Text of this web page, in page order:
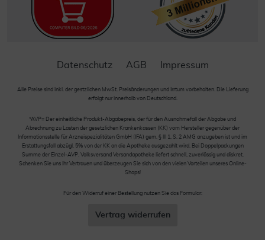
Datenschutz AGB Impressum
Alle Preise sind inkl. der gestzlichen MwSt. Preisänderungen und Irrtum vorbehalten. Die Lieferung
erfolgt nur innerhalb von Deutschland.
*AVP= Der einheitliche Produkt-Abgabepreis, der für den Ausnahmefall der Abgabe und
Abrechnung zu Lasten der gesetzlichen Krankenkassen (KK) vom Hersteller gegenüber der
Informationsstelle für Arzneispezialitäten GmbH (IFA) gem. § III 1, S. 2 AMG anzugeben ist und im
Erstattungsfall abzügl. 5% von der KK an die Apotheke ausgezahlt wird. Bei Doppelpackungen
Summe der Einzel-AVP. Volksversand Versandapotheke liefert schnell, zuverlässig und diskret.
Schenken Sie uns Ihr Vertrauen und überzeugen Sie sich von den vielen Vorteilen unseres Online-
Shops!
Für den Widerruf einer Bestellung nutzen Sie das Formular:
Vertrag widerrufen